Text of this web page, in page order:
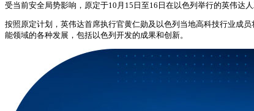
受当前安全局势影响，原定于10月15日至16日在以色列举行的英伟达
按照原定计划，英伟达首席执行官黄仁勋及以色列当地高科技行业成
能领域的各种发展，包括以色列开发的成果和创新。